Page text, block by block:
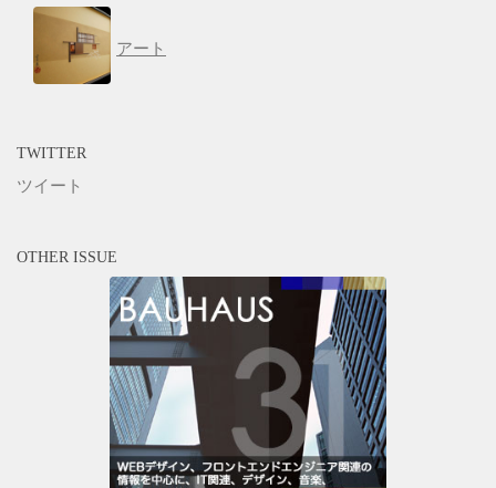
アート
TWITTER
ツイート
OTHER ISSUE